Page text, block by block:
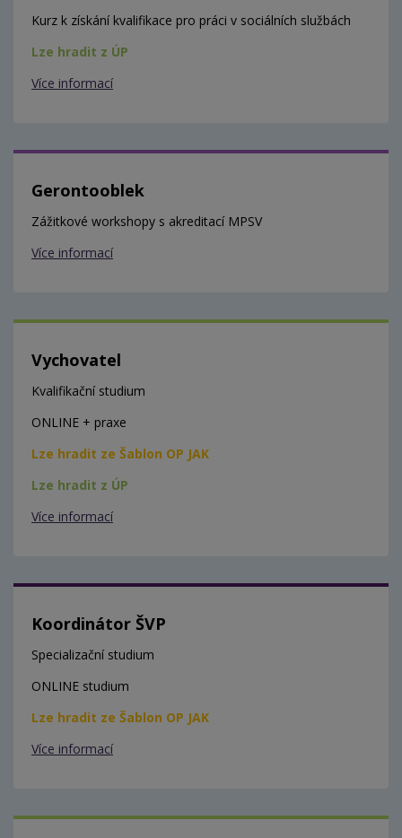
Kurz k získání kvalifikace pro práci v sociálních službách
Lze hradit z ÚP
Více informací
Gerontooblek
Zážitkové workshopy s akreditací MPSV
Více informací
Vychovatel
Kvalifikační studium
ONLINE + praxe
Lze hradit ze Šablon OP JAK
Lze hradit z ÚP
Více informací
Koordinátor ŠVP
Specializační studium
ONLINE studium
Lze hradit ze Šablon OP JAK
Více informací